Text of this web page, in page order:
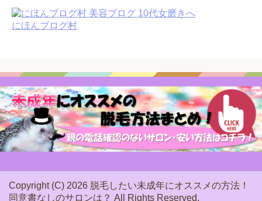
にほんブログ村
Copyright (C) 2026 脱毛したい未成年にオススメの方法！
同意書なしのサロンは？ All Rights Reserved.